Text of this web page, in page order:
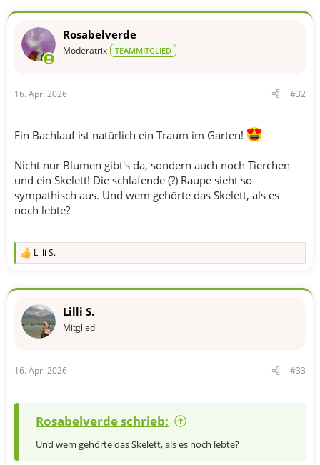
o
e
n
Rosabelverde
Moderatrix TEAMMITGLIED
16. Apr. 2026 #32
Ein Bachlauf ist natürlich ein Traum im Garten!
Nicht nur Blumen gibt's da, sondern auch noch Tierchen
und ein Skelett! Die schlafende (?) Raupe sieht so
sympathisch aus. Und wem gehörte das Skelett, als es
noch lebte?
R
k
o
:
Lilli S.
Lilli S.
Mitglied
16. Apr. 2026 #33
Rosabelverde schrieb:
Und wem gehörte das Skelett, als es noch lebte?